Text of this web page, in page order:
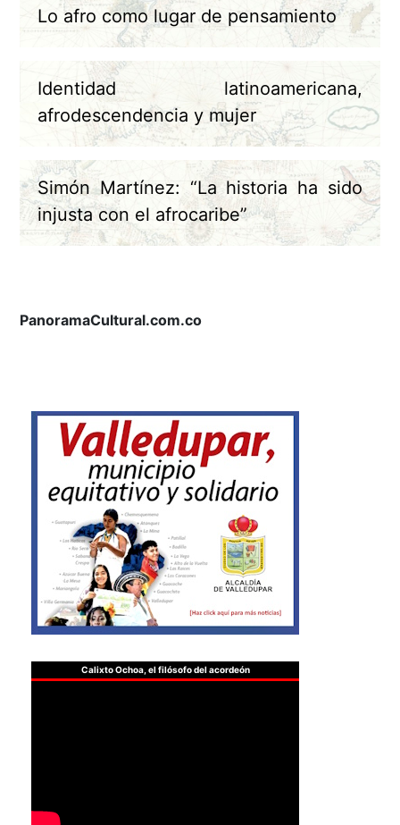
Lo afro como lugar de pensamiento
Identidad latinoamericana,
afrodescendencia y mujer
Simón Martínez: “La historia ha sido
injusta con el afrocaribe”
PanoramaCultural.com.co
Calixto Ochoa, el filósofo del acordeón